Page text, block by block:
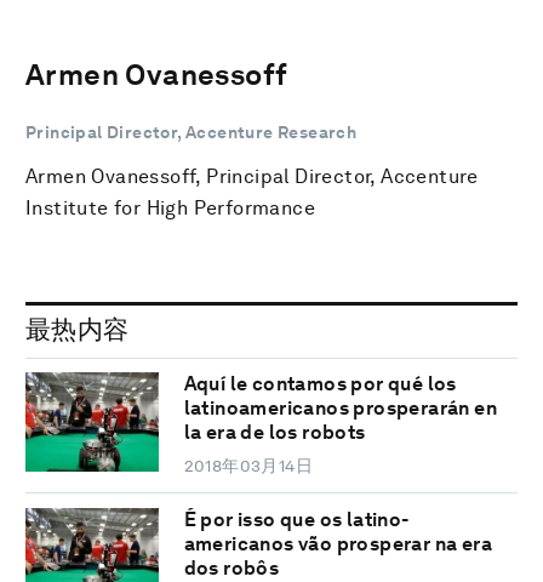
Armen Ovanessoff
Principal Director, Accenture Research
Armen Ovanessoff, Principal Director, Accenture
Institute for High Performance
最热内容
Aquí le contamos por qué los
latinoamericanos prosperarán en
la era de los robots
2018年03月14日
É por isso que os latino-
americanos vão prosperar na era
dos robôs